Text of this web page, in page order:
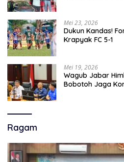
Mei 23, 2026
Dukun Kandas!
Krapyak FC 5-1
Mei 19, 2026
Wagub Jabar
Bobotoh Jaga
Ragam